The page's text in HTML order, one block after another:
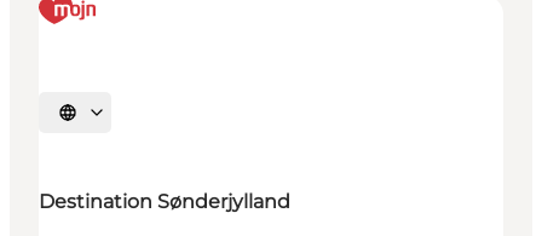
Vælg sprog
Destination Sønderjylland